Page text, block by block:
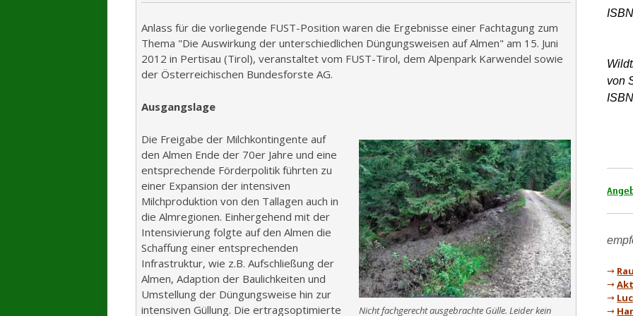
Anlass für die vorliegende FUST-Position waren die Ergebnisse einer Fachtagung zum
Thema "Die Auswirkung der unterschiedlichen Düngungsweisen auf Almen" am 15. Juni
2012 in Pertisau (Tirol), veranstaltet vom FUST-Tirol, dem Alpenpark Karwendel sowie
der Österreichischen Bundesforste AG.
Ausgangslage
Nicht fachgerecht ausgebrachte Gülle. Leider kein
Die Freigabe der Milchkontingente auf
den Almen Ende der 70er Jahre und eine
entsprechende Förderpolitik führten zu
einer Expansion der intensiven
Milchproduktion von den Tallagen auch in
die Almregionen. Einhergehend mit der
Intensivierung folgte auf den Almen die
Schaffung einer entsprechenden
Infrastruktur, wie z.B. Aufschließung der
Almen, Adaption der Baulichkeiten und
Umstellung der Düngungsweise hin zur
intensiven Güllung. Die ertragsoptimierte
von
→
→
→
→